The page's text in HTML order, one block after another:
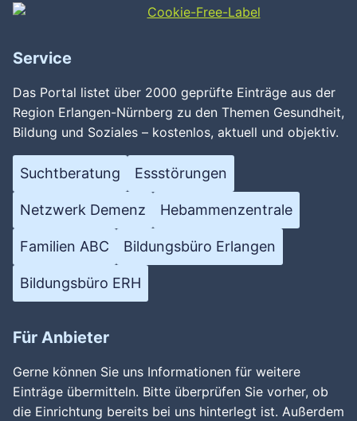
Service
Das Portal listet über 2000 geprüfte Einträge aus der
Region Erlangen-Nürnberg zu den Themen Gesundheit,
Bildung und Soziales – kostenlos, aktuell und objektiv.
Suchtberatung Essstörungen
Netzwerk Demenz Hebammenzentrale
Familien ABC Bildungsbüro Erlangen
Bildungsbüro ERH
Für Anbieter
Gerne können Sie uns Informationen für weitere
Einträge übermitteln. Bitte überprüfen Sie vorher, ob
die Einrichtung bereits bei uns hinterlegt ist. Außerdem